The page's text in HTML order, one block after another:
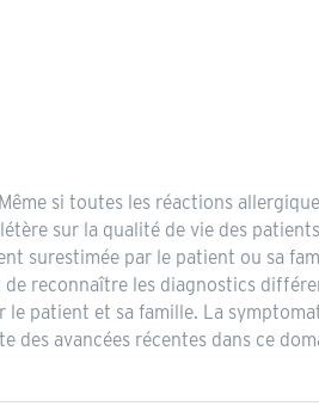
si toutes les réactions
sur la qualité de vie des
surestimée par le patient ou sa
reconnaître les diagnostics
patient et sa famille. La
avancées récentes dans ce